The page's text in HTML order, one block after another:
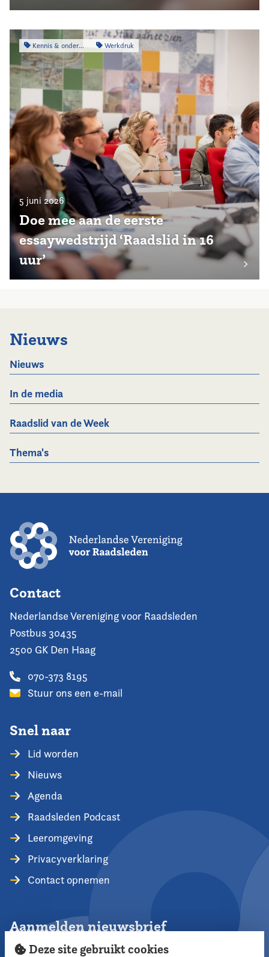
Kennis & onderzoek Werkdruk
5 juni 2026
Doe mee aan de eerste
essaywedstrijd ‘Raadslid in 16
uur’
Nieuws
Nieuws
In de media
Raadslid van de Week
Thema's
Contact
Nederlandse Vereniging voor Raadsleden
Postbus 30435
2500 GK Den Haag
070-373 8195
Stuur ons een e-mail
Snel naar
Lid worden
Nieuws
Agenda
Raadsleden Podcast
Leeromgeving
Privacyverklaring
Contact opnemen
Aanmelden nieuwsbrief
Deze site gebruikt cookies